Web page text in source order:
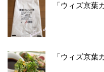
「ウィズ京葉
「ウィズ京葉